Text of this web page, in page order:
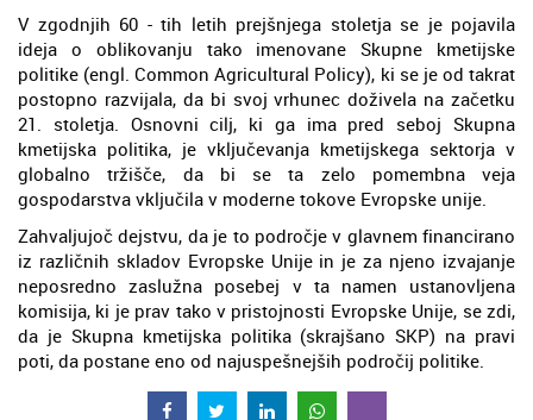
V zgodnjih 60 - tih letih prejšnjega stoletja se je pojavila
ideja o oblikovanju tako imenovane Skupne kmetijske
politike (engl. Common Agricultural Policy), ki se je od takrat
postopno razvijala, da bi svoj vrhunec doživela na začetku
21. stoletja. Osnovni cilj, ki ga ima pred seboj Skupna
kmetijska politika, je vključevanja kmetijskega sektorja v
globalno tržišče, da bi se ta zelo pomembna veja
gospodarstva vključila v moderne tokove Evropske unije.
Zahvaljujoč dejstvu, da je to področje v glavnem financirano
iz različnih skladov Evropske Unije in je za njeno izvajanje
neposredno zaslužna posebej v ta namen ustanovljena
komisija, ki je prav tako v pristojnosti Evropske Unije, se zdi,
da je Skupna kmetijska politika (skrajšano SKP) na pravi
poti, da postane eno od najuspešnejših področij politike.